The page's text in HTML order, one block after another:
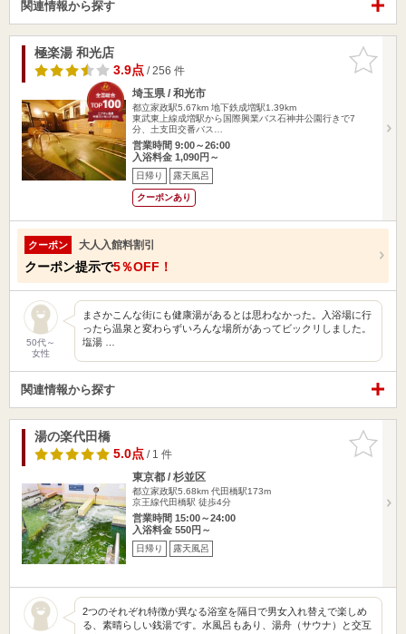
関連情報から探す
お気に入
りに追加
極楽湯 和光店
3.9点/ 256 件
埼玉県 / 和光市
都立家政駅5.67km 地下鉄成増駅1.39km
東武東上線成増駅から国際興業バス石神井公園行きで7
分、土支田交番バス…
営業時間 9:00～26:00
入浴料金 1,090円～
日帰り 露天風呂
クーポンあり
クーポン 大人入館料割引
クーポン提示で5％OFF！
50代～
女性
まさかこんな街にも健康湯があるとは思わなかった。入浴場に行
ったら温泉と変わらずいろんな場所があってビックリしました。
塩湯 …
関連情報から探す
お気に入
りに追加
湯の楽代田橋
5.0点/ 1 件
東京都 / 杉並区
都立家政駅5.68km 代田橋駅173m
京王線代田橋駅 徒歩4分
営業時間 15:00～24:00
入浴料金 550円～
日帰り 露天風呂
2つのそれぞれ特徴が異なる浴室を隔日で男女入れ替えで楽しめ
る、素晴らしい銭湯です。水風呂もあり、湯舟（サウナ）と交互